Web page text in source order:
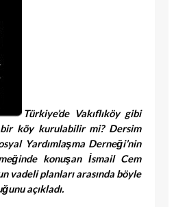
Türkiye’de Vakıflıköy gibi
bir köy kurulabilir mi? Dersim
Yardımlaşma Derneği’nin
konuşan İsmail Cem
vadeli planları arasında böyle
açıkladı.